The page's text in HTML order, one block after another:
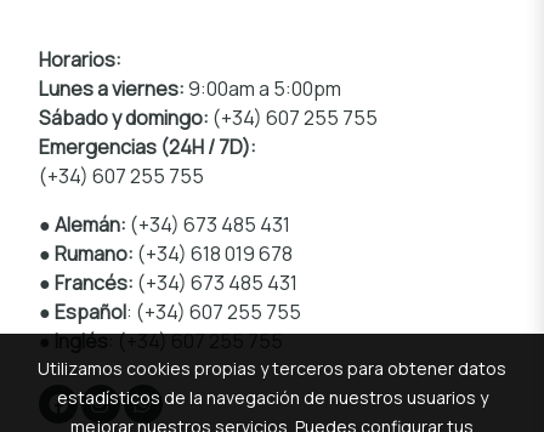
Horarios:
Lunes a viernes:9:00am a 5:00pm
Sábado y domingo: (+34) 607 255 755
Emergencias (24H / 7D):
(+34) 607 255 755
●Alemán: (+34) 673 485 431
●Rumano: (+34) 618 019 678
●Francés: (+34) 673 485 431
●Español: (+34) 607 255 755
●Inglés:(+34) 607 255 755
Utilizamos cookies propias y terceros para obtener datos
estadísticos de la navegación de nuestros usuarios y
mejorar nuestros servicios. Puedes configurar tus